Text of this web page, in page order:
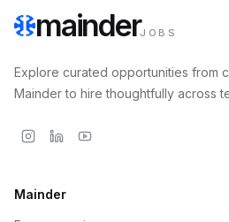
mainderJOBS
Explore curated opportunities from
Mainder to hire thoughtfully across
Mainder